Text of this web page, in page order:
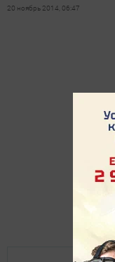
20 ноябрь 2014, 06:47